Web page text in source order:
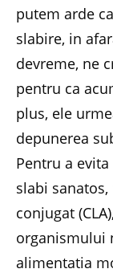
putem arde
slabire, in
devreme, ne
pentru ca
plus, ele
depunerea
Pentru a
slabi
conjugat
organismului
alimentatia